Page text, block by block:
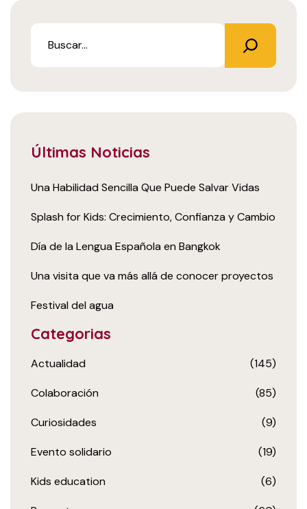
Últimas Noticias
Una Habilidad Sencilla Que Puede Salvar Vidas
Splash for Kids: Crecimiento, Confianza y Cambio
Día de la Lengua Española en Bangkok
Una visita que va más allá de conocer proyectos
Festival del agua
Categorias
Actualidad (145)
Colaboración (85)
Curiosidades (9)
Evento solidario (19)
Kids education (6)